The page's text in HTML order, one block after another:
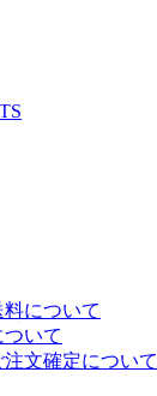
について
いて
文確定について